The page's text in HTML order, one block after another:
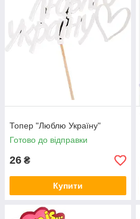
Топер "Люблю Україну"
Готово до відправки
26 ₴
Купити